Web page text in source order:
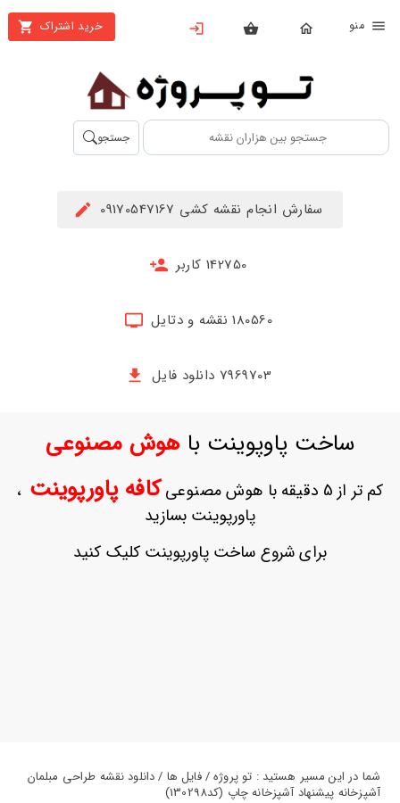
خرید اشتراک
بستن
محصولات
تهیه
اشتراک
حساب
ثبت
بازیابی
جستجو
سفارش انجام نقشه کشی 09170547167
142750 کاربر
180560 نقشه و دتایل
7969703 دانلود فایل
ساخت پاوپوینت باهوش مصنوعی
کم تر از 5 دقیقه با هوش مصنوعی کافه پاورپوینت ،
پاورپوینت بسازید
برای شروع ساخت پاورپوینت کلیک کنید
شما در این مسیر هستید : تو پروژه / فایل ها / دانلود نقشه طراحی مبلمان
آشپزخانه پیشنهاد آشپزخانه چاپ (کد130298)